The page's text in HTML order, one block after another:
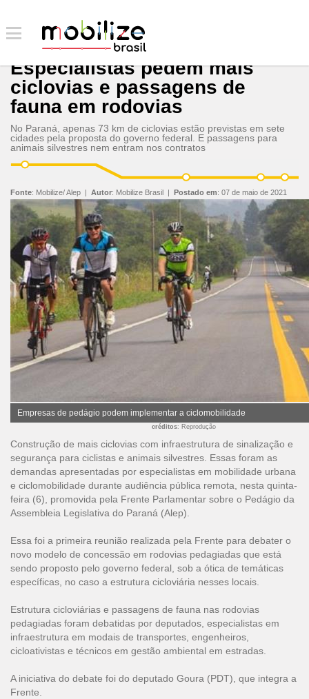
Especialistas pedem mais
ciclovias e passagens de
fauna em rodovias
No Paraná, apenas 73 km de ciclovias estão previstas em sete
cidades pela proposta do governo federal. E passagens para
animais silvestres nem entram nos contratos
Fonte: Mobilize/ Alep | Autor: Mobilize Brasil | Postado em: 07 de maio de 2021
Empresas de pedágio podem implementar a ciclomobilidade
créditos: Reprodução
Construção de mais ciclovias com infraestrutura de sinalização e
segurança para ciclistas e animais silvestres. Essas foram as
demandas apresentadas por especialistas em mobilidade urbana
e ciclomobilidade durante audiência pública remota, nesta quinta-
feira (6), promovida pela Frente Parlamentar sobre o Pedágio da
Assembleia Legislativa do Paraná (Alep).
Essa foi a primeira reunião realizada pela Frente para debater o
novo modelo de concessão em rodovias pedagiadas que está
sendo proposto pelo governo federal, sob a ótica de temáticas
específicas, no caso a estrutura cicloviária nesses locais.
Estrutura cicloviárias e passagens de fauna nas rodovias
pedagiadas foram debatidas por deputados, especialistas em
infraestrutura em modais de transportes, engenheiros,
cicloativistas e técnicos em gestão ambiental em estradas.
A iniciativa do debate foi do deputado Goura (PDT), que integra a
Frente.